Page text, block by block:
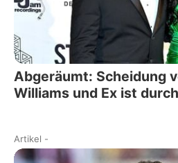
Abgeräumt: Scheidung
Williams und Ex ist durch
Artikel -